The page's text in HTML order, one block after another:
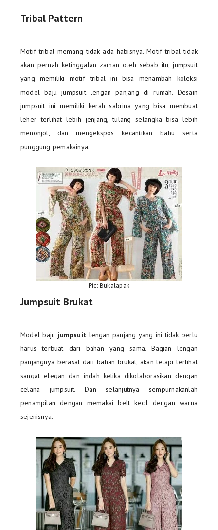
Tribal Pattern
Motif tribal memang tidak ada habisnya. Motif tribal tidak
akan pernah ketinggalan zaman oleh sebab itu, jumpsuit
yang memiliki motif tribal ini bisa menambah koleksi
model baju jumpsuit lengan panjang di rumah. Desain
jumpsuit ini memiliki kerah sabrina yang bisa membuat
leher terlihat lebih jenjang, tulang selangka bisa lebih
menonjol, dan mengekspos kecantikan bahu serta
punggung pemakainya.
Pic: Bukalapak
Jumpsuit Brukat
Model baju jumpsuit lengan panjang yang ini tidak perlu
harus terbuat dari bahan yang sama. Bagian lengan
panjangnya berasal dari bahan brukat, akan tetapi terlihat
sangat elegan dan indah ketika dikolaborasikan dengan
celana jumpsuit. Dan selanjutnya sempurnakanlah
penampilan dengan memakai belt kecil dengan warna
sejenisnya.